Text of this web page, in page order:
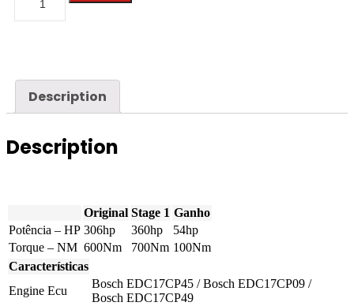
X5
quantity
Description
Description
Original Stage 1 Ganho
Potência – HP 306hp 360hp
54hp
Torque – NM 600Nm 700Nm 100Nm
Características
Engine Ecu
Bosch EDC17CP45 / Bosch EDC17CP09 /
Bosch EDC17CP49